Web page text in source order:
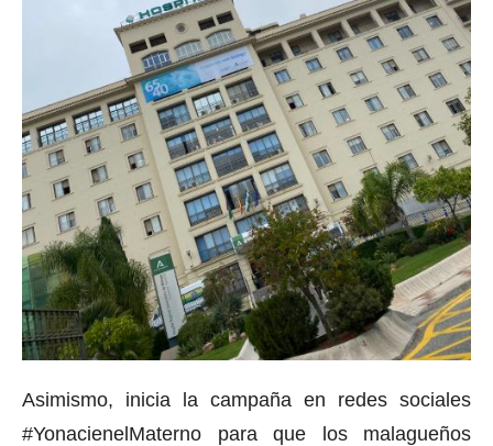
Asimismo, inicia la campaña en redes sociales
#YonacienelMaterno para que los malagueños